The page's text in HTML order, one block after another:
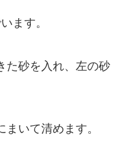
ます。
た砂を入れ、左の砂
いて清めます。